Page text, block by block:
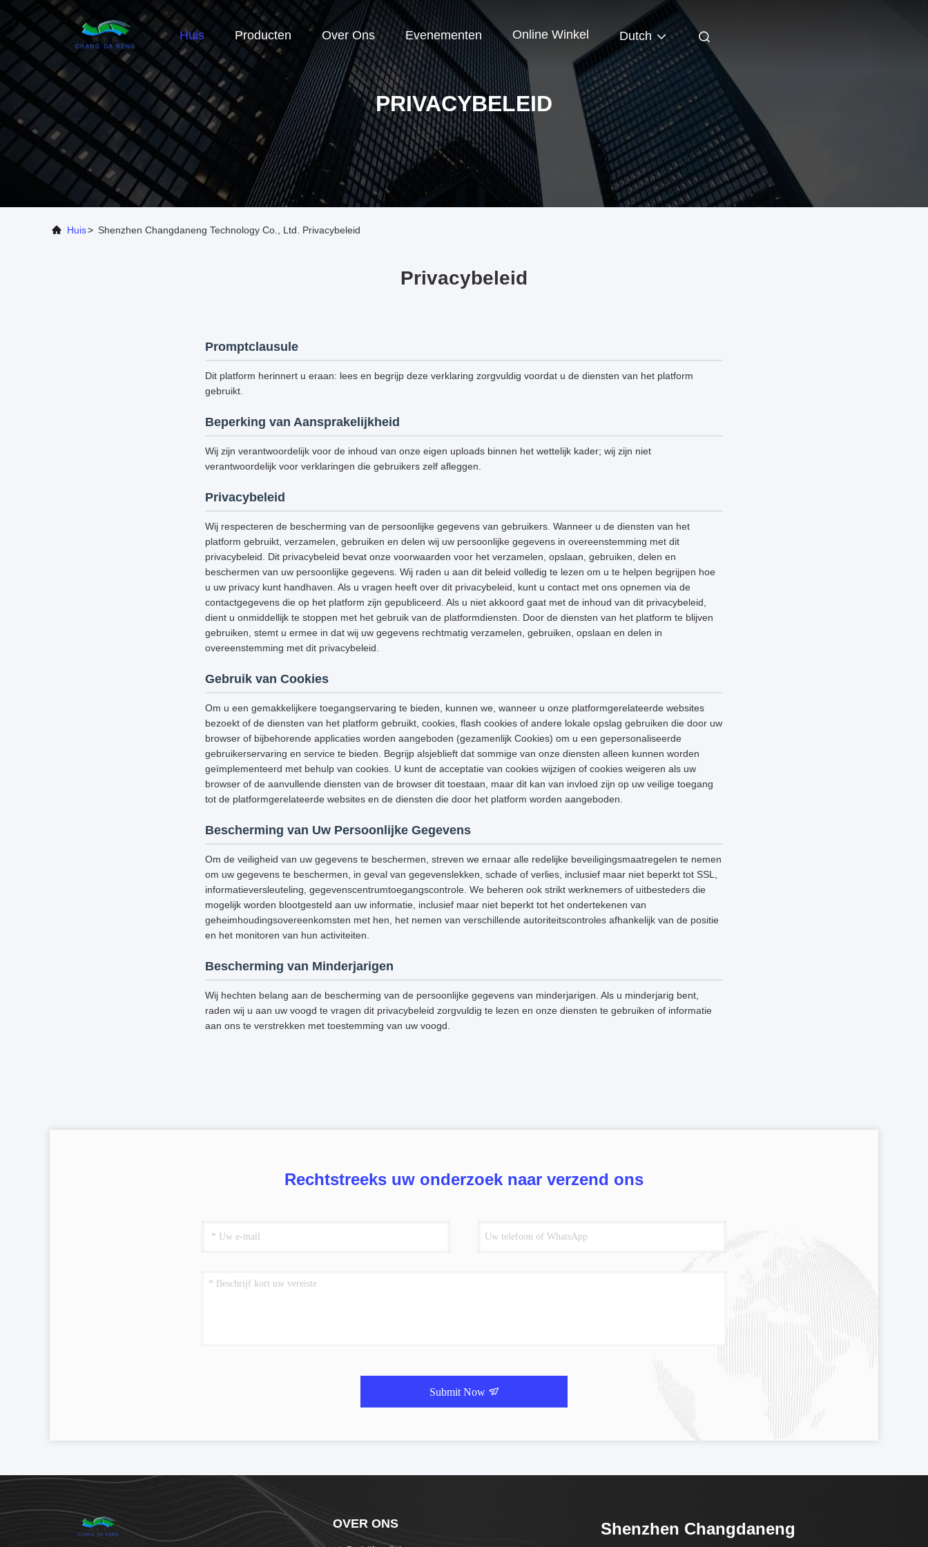
Huis Producten Over Ons Evenementen Online Winkel Dutch
PRIVACYBELEID
Huis> Shenzhen Changdaneng Technology Co., Ltd. Privacybeleid
Privacybeleid
Promptclausule
Dit platform herinnert u eraan: lees en begrijp deze verklaring zorgvuldig voordat u de diensten van het platform
gebruikt.
Beperking van Aansprakelijkheid
Wij zijn verantwoordelijk voor de inhoud van onze eigen uploads binnen het wettelijk kader; wij zijn niet
verantwoordelijk voor verklaringen die gebruikers zelf afleggen.
Privacybeleid
Wij respecteren de bescherming van de persoonlijke gegevens van gebruikers. Wanneer u de diensten van het
platform gebruikt, verzamelen, gebruiken en delen wij uw persoonlijke gegevens in overeenstemming met dit
privacybeleid. Dit privacybeleid bevat onze voorwaarden voor het verzamelen, opslaan, gebruiken, delen en
beschermen van uw persoonlijke gegevens. Wij raden u aan dit beleid volledig te lezen om u te helpen begrijpen hoe
u uw privacy kunt handhaven. Als u vragen heeft over dit privacybeleid, kunt u contact met ons opnemen via de
contactgegevens die op het platform zijn gepubliceerd. Als u niet akkoord gaat met de inhoud van dit privacybeleid,
dient u onmiddellijk te stoppen met het gebruik van de platformdiensten. Door de diensten van het platform te blijven
gebruiken, stemt u ermee in dat wij uw gegevens rechtmatig verzamelen, gebruiken, opslaan en delen in
overeenstemming met dit privacybeleid.
Gebruik van Cookies
Om u een gemakkelijkere toegangservaring te bieden, kunnen we, wanneer u onze platformgerelateerde websites
bezoekt of de diensten van het platform gebruikt, cookies, flash cookies of andere lokale opslag gebruiken die door uw
browser of bijbehorende applicaties worden aangeboden (gezamenlijk Cookies) om u een gepersonaliseerde
gebruikerservaring en service te bieden. Begrijp alsjeblieft dat sommige van onze diensten alleen kunnen worden
geïmplementeerd met behulp van cookies. U kunt de acceptatie van cookies wijzigen of cookies weigeren als uw
browser of de aanvullende diensten van de browser dit toestaan, maar dit kan van invloed zijn op uw veilige toegang
tot de platformgerelateerde websites en de diensten die door het platform worden aangeboden.
Bescherming van Uw Persoonlijke Gegevens
Om de veiligheid van uw gegevens te beschermen, streven we ernaar alle redelijke beveiligingsmaatregelen te nemen
om uw gegevens te beschermen, in geval van gegevenslekken, schade of verlies, inclusief maar niet beperkt tot SSL,
informatieversleuteling, gegevenscentrumtoegangscontrole. We beheren ook strikt werknemers of uitbesteders die
mogelijk worden blootgesteld aan uw informatie, inclusief maar niet beperkt tot het ondertekenen van
geheimhoudingsovereenkomsten met hen, het nemen van verschillende autoriteitscontroles afhankelijk van de positie
en het monitoren van hun activiteiten.
Bescherming van Minderjarigen
Wij hechten belang aan de bescherming van de persoonlijke gegevens van minderjarigen. Als u minderjarig bent,
raden wij u aan uw voogd te vragen dit privacybeleid zorgvuldig te lezen en onze diensten te gebruiken of informatie
aan ons te verstrekken met toestemming van uw voogd.
Rechtstreeks uw onderzoek naar verzend ons
Submit Now
OVER ONS
Shenzhen Changdaneng